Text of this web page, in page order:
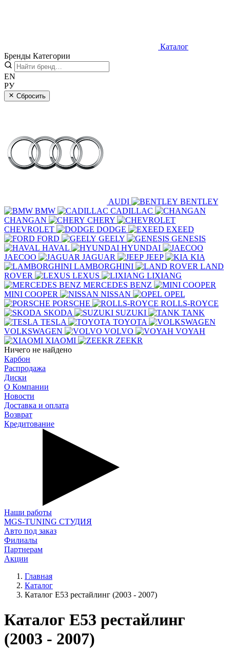
Каталог
Бренды Категории
EN
РУ
Сбросить
AUDI
BENTLEY
BMW
CADILLAC
CHANGAN
CHERY
CHEVROLET
DODGE
EXEED
FORD
GEELY
GENESIS
HAVAL
HYUNDAI
JAECOO
JAGUAR JEEP
KIA
LAMBORGHINI
LAND
ROVER
LEXUS
LIXIANG
MERCEDES BENZ
MINI COOPER
NISSAN
OPEL
PORSCHE
ROLLS-ROYCE
SKODA
SUZUKI
TANK
TESLA
TOYOTA
VOLKSWAGEN
VOLVO
VOYAH
XIAOMI
ZEEKR
Ничего не найдено
Карбон
Распродажа
Диски
О Компании
Новости
Доставка и оплата
Возврат
Кредитование
Наши работы
MGS-TUNING СТУДИЯ
Авто под заказ
Филиалы
Партнерам
Акции
Главная
Каталог
Каталог E53 рестайлинг (2003 - 2007)
Каталог E53 рестайлинг
(2003 - 2007)